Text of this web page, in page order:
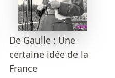
De Gaulle : Une
certaine idée de la
France